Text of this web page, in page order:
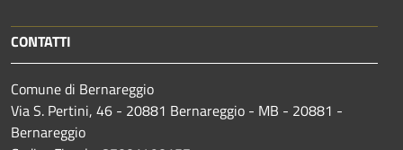
CONTATTI
Comune di Bernareggio
Via S. Pertini, 46 - 20881 Bernareggio - MB - 20881 -
Bernareggio